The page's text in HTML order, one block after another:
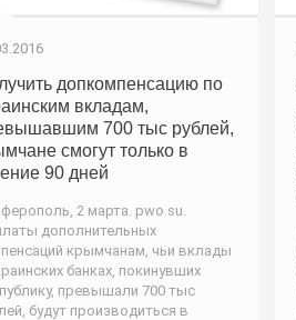
допкомпенсацию по
вкладам,
700 тыс рублей,
смогут только в
90 дней
2 марта. pwo.su.
дополнительных
крымчанам, чьи вклады
банках, покинувших
превышали 700 тыс
будут производиться в